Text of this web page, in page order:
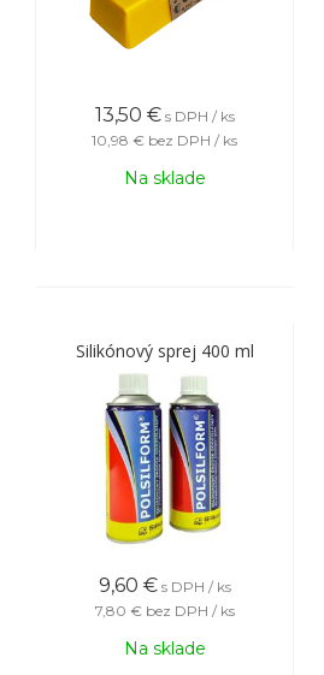
13,50 € s DPH / ks
10,98 € bez DPH / ks
Na sklade
Silikónový sprej 400 ml
9,60 € s DPH / ks
7,80 € bez DPH / ks
Na sklade